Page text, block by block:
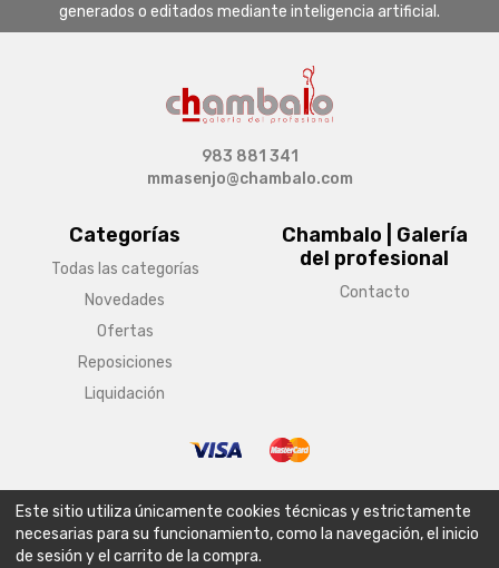
generados o editados mediante inteligencia artificial.
Categorías
Todas las categorías
Novedades
Ofertas
Reposiciones
Liquidación
Chambalo | Galería
del profesional
Contacto
983 881 341
mmasenjo@chambalo.com
Aviso legal Condiciones generales de venta
Política de envío
Política de privacidad
Política de cookies
Este sitio utiliza únicamente cookies técnicas y estrictamente
necesarias para su funcionamiento, como la navegación, el inicio
de sesión y el carrito de la compra.